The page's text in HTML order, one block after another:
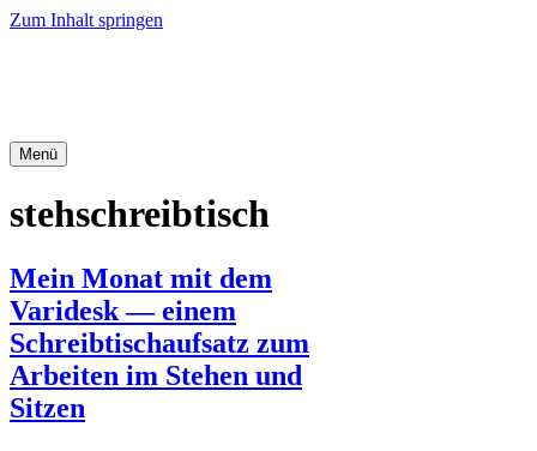
Zum Inhalt springen
Menü
stehschreibtisch
Mein Monat mit dem
Varidesk — einem
Schreibtischaufsatz zum
Arbeiten im Stehen und
Sitzen